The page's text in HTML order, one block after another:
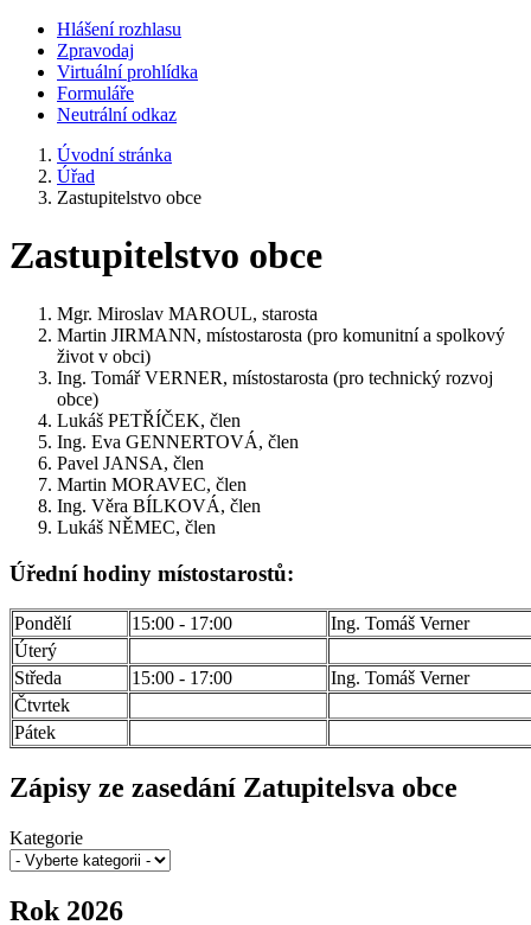
Hlášení rozhlasu
Zpravodaj
Virtuální prohlídka
Formuláře
Neutrální odkaz
Úvodní stránka
Úřad
Zastupitelstvo obce
Zastupitelstvo obce
Mgr. Miroslav MAROUL, starosta
Martin JIRMANN, místostarosta (pro komunitní a spolkový
život v obci)
Ing. Tomář VERNER, místostarosta (pro technický rozvoj
obce)
Lukáš PETŘÍČEK, člen
Ing. Eva GENNERTOVÁ, člen
Pavel JANSA, člen
Martin MORAVEC, člen
Ing. Věra BÍLKOVÁ, člen
Lukáš NĚMEC, člen
Úřední hodiny místostarostů:
Pondělí 15:00 - 17:00
Ing. Tomáš Verner
Úterý
Středa
15:00 - 17:00
Ing. Tomáš Verner
Čtvrtek
Pátek
Zápisy ze zasedání Zatupitelsva obce
Kategorie
Rok 2026